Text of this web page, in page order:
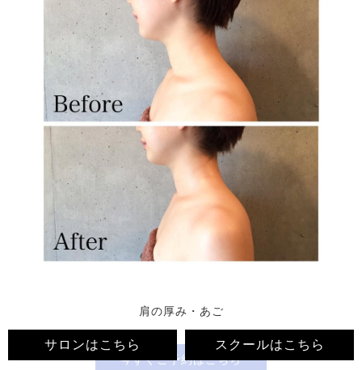
スクールはこちら
サロンはこちら
肩の厚み・あご
今すぐご予約はこちら